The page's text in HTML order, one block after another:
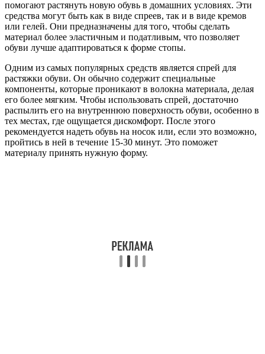
помогают растянуть новую обувь в домашних условиях. Эти
средства могут быть как в виде спреев, так и в виде кремов
или гелей. Они предназначены для того, чтобы сделать
материал более эластичным и податливым, что позволяет
обуви лучше адаптироваться к форме стопы.
Одним из самых популярных средств является спрей для
растяжки обуви. Он обычно содержит специальные
компоненты, которые проникают в волокна материала, делая
его более мягким. Чтобы использовать спрей, достаточно
распылить его на внутреннюю поверхность обуви, особенно в
тех местах, где ощущается дискомфорт. После этого
рекомендуется надеть обувь на носок или, если это возможно,
пройтись в ней в течение 15-30 минут. Это поможет
материалу принять нужную форму.